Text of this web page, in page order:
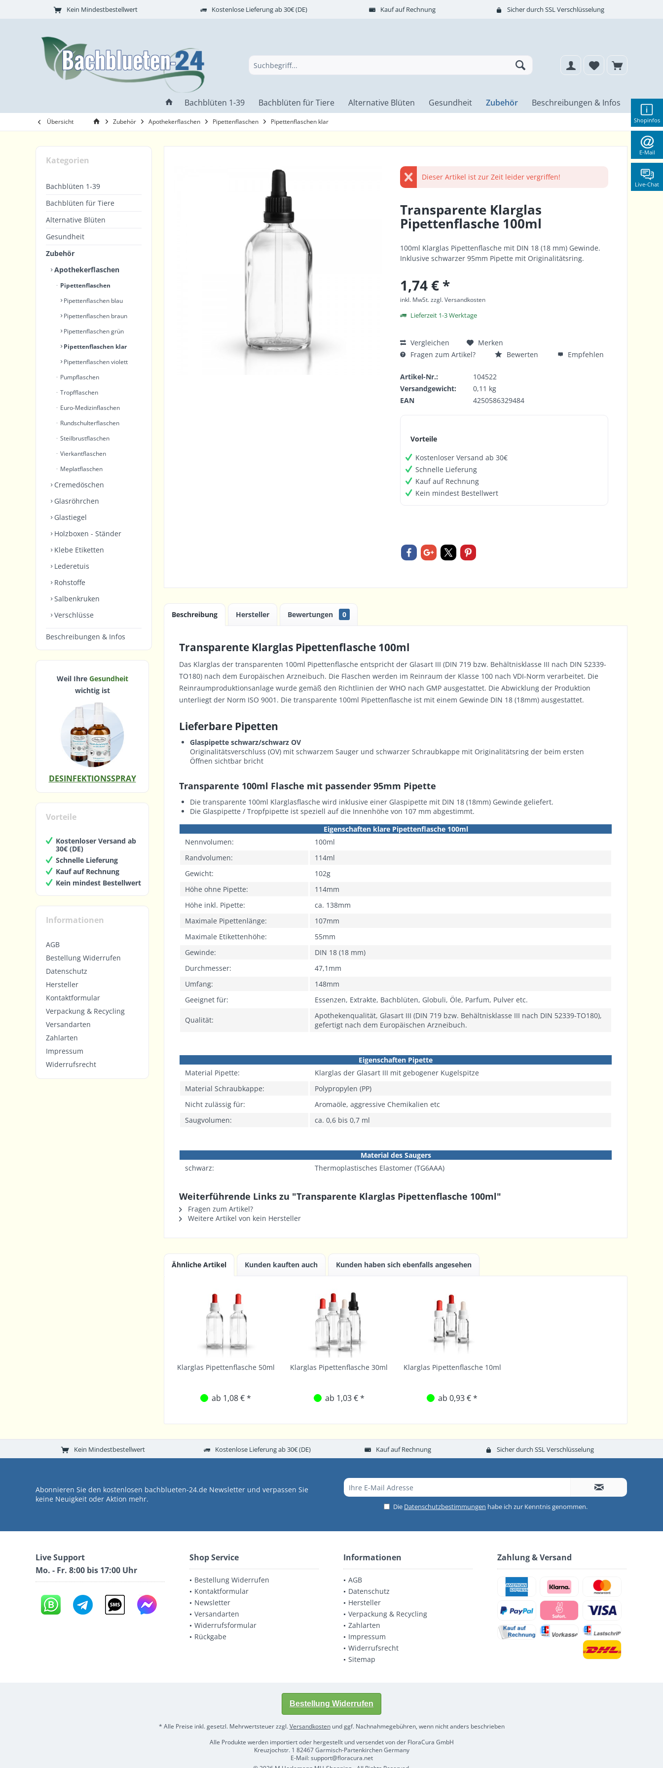
Shopinfos
E-Mail
Live-Chat
Kein Mindestbestellwert Kostenlose Lieferung ab 30€ (DE) Kauf auf Rechnung Sicher durch SSL Verschlüsselung
Bachblüten 1-39 Bachblüten für Tiere Alternative Blüten Gesundheit Zubehör Beschreibungen & Infos
Übersicht Zubehör Apothekerflaschen Pipettenflaschen Pipettenflaschen klar
Kategorien
Bachblüten 1-39
Bachblüten für Tiere
Alternative Blüten
Gesundheit
Zubehör
Apothekerflaschen
Pipettenflaschen
Pipettenflaschen blau
Pipettenflaschen braun
Pipettenflaschen grün
Pipettenflaschen klar
Pipettenflaschen violett
Pumpflaschen
Tropfflaschen
Euro-Medizinflaschen
Rundschulterflaschen
Steilbrustflaschen
Vierkantflaschen
Meplatflaschen
Cremedöschen
Glasröhrchen
Glastiegel
Holzboxen - Ständer
Klebe Etiketten
Lederetuis
Rohstoffe
Salbenkruken
Verschlüsse
Beschreibungen & Infos
Weil Ihre Gesundheit
wichtig ist
DESINFEKTIONSSPRAY
Vorteile
Kostenloser Versand ab
30€ (DE)
Schnelle Lieferung
Kauf auf Rechnung
Kein mindest Bestellwert
Informationen
AGB
Bestellung Widerrufen
Datenschutz
Hersteller
Kontaktformular
Verpackung & Recycling
Versandarten
Zahlarten
Impressum
Widerrufsrecht
Dieser Artikel ist zur Zeit leider vergriffen!
Transparente Klarglas
Pipettenflasche 100ml
100ml Klarglas Pipettenflasche mit DIN 18 (18 mm) Gewinde.
Inklusive schwarzer 95mm Pipette mit Originalitätsring.
1,74 € *
inkl. MwSt.zzgl. Versandkosten
Lieferzeit 1-3 Werktage
Vergleichen
Merken
Fragen zum Artikel?
Bewerten Empfehlen
Artikel-Nr.:
104522
Versandgewicht:
0,11 kg
EAN
4250586329484
Vorteile
Kostenloser Versand ab 30€
Schnelle Lieferung
Kauf auf Rechnung
Kein mindest Bestellwert
Beschreibung Hersteller Bewertungen 0
Transparente Klarglas Pipettenflasche 100ml
Das Klarglas der transparenten 100ml Pipettenflasche entspricht der Glasart III (DIN 719 bzw. Behältnisklasse III nach DIN 52339-
TO180) nach dem Europäischen Arzneibuch. Die Flaschen werden im Reinraum der Klasse 100 nach VDI-Norm verarbeitet. Die
Reinraumproduktionsanlage wurde gemäß den Richtlinien der WHO nach GMP ausgestattet. Die Abwicklung der Produktion
unterliegt der Norm ISO 9001. Die transparente 100ml Pipettenflasche ist mit einem Gewinde DIN 18 (18mm) ausgestattet.
Lieferbare Pipetten
Glaspipette schwarz/schwarz OV
Originalitätsverschluss (OV) mit schwarzem Sauger und schwarzer Schraubkappe mit Originalitätsring der beim ersten
Öffnen sichtbar bricht
Transparente 100ml Flasche mit passender 95mm Pipette
Die transparente 100ml Klarglasflasche wird inklusive einer Glaspipette mit DIN 18 (18mm) Gewinde geliefert.
Die Glaspipette / Tropfpipette ist speziell auf die Innenhöhe von 107 mm abgestimmt.
Eigenschaften klare Pipettenflasche 100ml
Nennvolumen:
100ml
Randvolumen:
114ml
Gewicht:
102g
Höhe ohne Pipette:
114mm
Höhe inkl. Pipette:
ca. 138mm
Maximale Pipettenlänge:
107mm
Maximale Etikettenhöhe:
55mm
Gewinde:
DIN 18 (18 mm)
Durchmesser:
47,1mm
Umfang:
148mm
Geeignet für:
Essenzen, Extrakte, Bachblüten, Globuli, Öle, Parfum, Pulver etc.
Qualität:
Apothekenqualität, Glasart III (DIN 719 bzw. Behältnisklasse III nach DIN 52339-TO180),
gefertigt nach dem Europäischen Arzneibuch.
Eigenschaften Pipette
Material Pipette:
Klarglas der Glasart III mit gebogener Kugelspitze
Material Schraubkappe:
Polypropylen (PP)
Nicht zulässig für:
Aromaöle, aggressive Chemikalien etc
Saugvolumen:
ca. 0,6 bis 0,7 ml
Material des Saugers
schwarz:
Thermoplastisches Elastomer (TG6AAA)
Weiterführende Links zu "Transparente Klarglas Pipettenflasche 100ml"
Fragen zum Artikel?
Weitere Artikel von kein Hersteller
Ähnliche Artikel Kunden kauften auch Kunden haben sich ebenfalls angesehen
Klarglas Pipettenflasche 50ml
ab 1,08 € *
Klarglas Pipettenflasche 30ml
ab 1,03 € *
Klarglas Pipettenflasche 10ml
ab 0,93 € *
Kein Mindestbestellwert Kostenlose Lieferung ab 30€ (DE) Kauf auf Rechnung Sicher durch SSL Verschlüsselung
Abonnieren Sie den kostenlosen bachblueten-24.de Newsletter und verpassen Sie
keine Neuigkeit oder Aktion mehr.
Die Datenschutzbestimmungen habe ich zur Kenntnis genommen.
Live Support
Mo. - Fr. 8:00 bis 17:00 Uhr
Shop Service
Bestellung Widerrufen
Kontaktformular
Newsletter
Versandarten
Widerrufsformular
Rückgabe
Informationen
AGB
Datenschutz
Hersteller
Verpackung & Recycling
Zahlarten
Impressum
Widerrufsrecht
Sitemap
Zahlung & Versand
Bestellung Widerrufen
* Alle Preise inkl. gesetzl. Mehrwertsteuer zzgl.Versandkostenund ggf. Nachnahmegebühren, wenn nicht anders beschrieben
Alle Produkte werden importiert oder hergestellt und versendet von der FloraCura GmbH
Kreuzjochstr. 1 82467 Garmisch-Partenkirchen Germany
E-Mail: support@floracura.net